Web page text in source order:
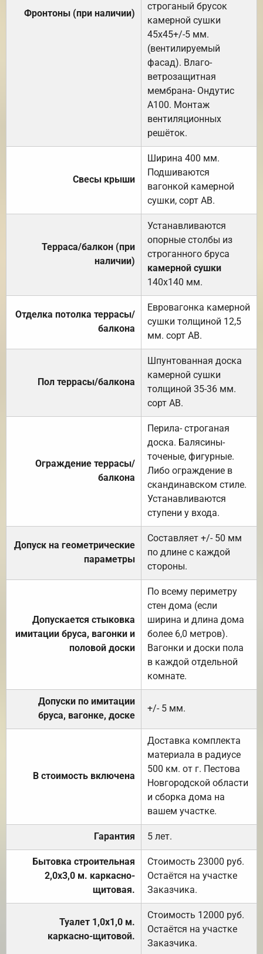
Фронтоны (при наличии)
строганый брусок
камерной сушки
45х45+/-5 мм.
(вентилируемый
фасад). Влаго-
ветрозащитная
мембрана- Ондутис
А100. Монтаж
вентиляционных
решёток.
Свесы крыши
Ширина 400 мм.
Подшиваются
вагонкой камерной
сушки, сорт АВ.
Терраса/балкон (при
наличии)
Устанавливаются
опорные столбы из
строганного бруса
камерной сушки
140х140 мм.
Отделка потолка террасы/
балкона
Евровагонка камерной
сушки толщиной 12,5
мм. сорт АВ.
Пол террасы/балкона
Шпунтованная доска
камерной сушки
толщиной 35-36 мм.
сорт АВ.
Ограждение террасы/
балкона
Перила- строганая
доска. Балясины-
точеные, фигурные.
Либо ограждение в
скандинавском стиле.
Устанавливаются
ступени у входа.
Допуск на геометрические
параметры
Составляет +/- 50 мм
по длине с каждой
стороны.
Допускается стыковка
имитации бруса, вагонки и
половой доски
По всему периметру
стен дома (если
ширина и длина дома
более 6,0 метров).
Вагонки и доски пола
в каждой отдельной
комнате.
Допуски по имитации
бруса, вагонке, доске
+/- 5 мм.
В стоимость включена
Доставка комплекта
материала в радиусе
500 км. от г. Пестова
Новгородской области
и сборка дома на
вашем участке.
Гарантия 5 лет.
Бытовка строительная
2,0х3,0 м. каркасно-
щитовая.
Стоимость 23000 руб.
Остаётся на участке
Заказчика.
Туалет 1,0х1,0 м.
каркасно-щитовой.
Стоимость 12000 руб.
Остаётся на участке
Заказчика.